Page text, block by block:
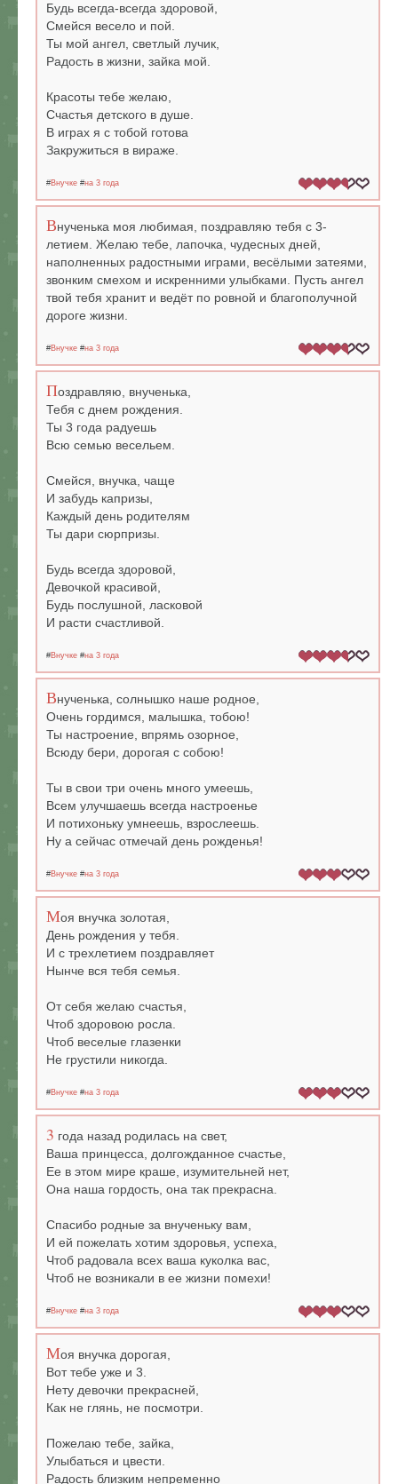
Будь всегда-всегда здоровой,
Смейся весело и пой.
Ты мой ангел, светлый лучик,
Радость в жизни, зайка мой.
Красоты тебе желаю,
Счастья детского в душе.
В играх я с тобой готова
Закружиться в вираже.
#Внучке #на 3 года
Внученька моя любимая, поздравляю тебя с 3-
летием. Желаю тебе, лапочка, чудесных дней,
наполненных радостными играми, весёлыми затеями,
звонким смехом и искренними улыбками. Пусть ангел
твой тебя хранит и ведёт по ровной и благополучной
дороге жизни.
#Внучке #на 3 года
Поздравляю, внученька,
Тебя с днем рождения.
Ты 3 года радуешь
Всю семью весельем.
Смейся, внучка, чаще
И забудь капризы,
Каждый день родителям
Ты дари сюрпризы.
Будь всегда здоровой,
Девочкой красивой,
Будь послушной, ласковой
И расти счастливой.
#Внучке #на 3 года
Внученька, солнышко наше родное,
Очень гордимся, малышка, тобою!
Ты настроение, впрямь озорное,
Всюду бери, дорогая с собою!
Ты в свои три очень много умеешь,
Всем улучшаешь всегда настроенье
И потихоньку умнеешь, взрослеешь.
Ну а сейчас отмечай день рожденья!
#Внучке #на 3 года
Моя внучка золотая,
День рождения у тебя.
И с трехлетием поздравляет
Нынче вся тебя семья.
От себя желаю счастья,
Чтоб здоровою росла.
Чтоб веселые глазенки
Не грустили никогда.
#Внучке #на 3 года
3 года назад родилась на свет,
Ваша принцесса, долгожданное счастье,
Ее в этом мире краше, изумительней нет,
Она наша гордость, она так прекрасна.
Спасибо родные за внученьку вам,
И ей пожелать хотим здоровья, успеха,
Чтоб радовала всех ваша куколка вас,
Чтоб не возникали в ее жизни помехи!
#Внучке #на 3 года
Моя внучка дорогая,
Вот тебе уже и 3.
Нету девочки прекрасней,
Как не глянь, не посмотри.
Пожелаю тебе, зайка,
Улыбаться и цвести.
Радость близким непременно